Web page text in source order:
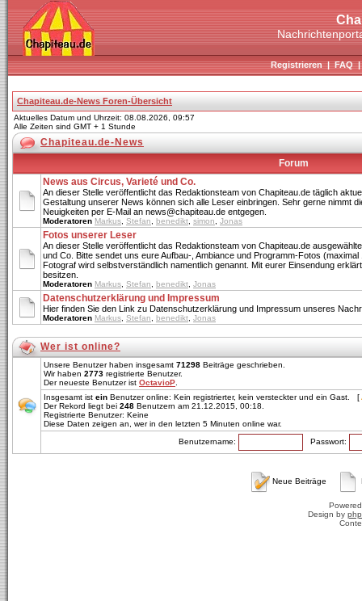
Registrieren|FAQ
Chapiteau.de-News Foren-Übersicht
Aktuelles Datum und Uhrzeit: 08.08.2026, 09:57
Alle Zeiten sind GMT + 1 Stunde
Chapiteau.de-News
Forum
News aus Circus, Varieté und Co.
An dieser Stelle veröffentlicht das Redaktionsteam von Chapiteau.de täglich
Gestaltung unserer News können sich alle Leser einbringen. Sehr gerne nimmt
Neuigkeiten per E-Mail an news@chapiteau.de entgegen.
Moderatoren Markus Stefan benedikt simon Jonas
Fotos unserer Leser
An dieser Stelle veröffentlicht das Redaktionsteam von Chapiteau.de
und Co. Bitte sendet uns eure Aufbau-, Ambiance und Programm-Fotos
Fotograf wird selbstverständlich namentlich genannt. Mit eurer Einsendung
besitzen.
Moderatoren Markus Stefan benedikt Jonas
Datenschutzerklärung und Impressum
Hier finden Sie den Link zu Datenschutzerklärung und Impressum unseres
Moderatoren Markus Stefan benedikt Jonas
Wer ist online?
Unsere Benutzer haben insgesamt 71298 Beiträge geschrieben.
Wir haben 2773 registrierte Benutzer.
Der neueste Benutzer ist OctavioP
Insgesamt ist ein Benutzer online: Kein registrierter, kein versteckter und ein Gast. [
Der Rekord liegt bei 248 Benutzern am 21.12.2015, 00:18.
Registrierte Benutzer: Keine
Diese Daten zeigen an, wer in den letzten 5 Minuten online war.
Benutzername: Passwort:
Neue Beiträge
Design by